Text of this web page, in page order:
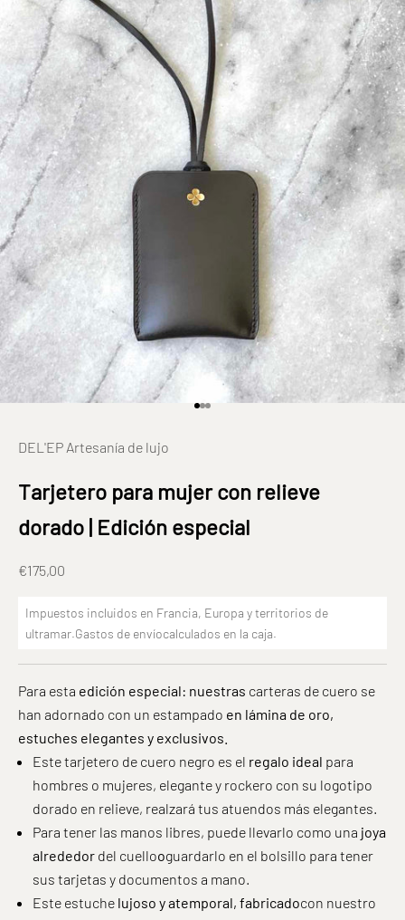
Ir al elemento 1
Ir al elemento 2
Ir al elemento 3
DEL'EP Artesanía de lujo
Tarjetero para mujer con relieve
dorado | Edición especial
Prix de vente
€175,00
Impuestos incluidos en Francia, Europa y territorios de
ultramar.Gastos de envíocalculados en la caja.
Para esta edición especial: nuestras carteras de cuero se
han adornado con un estampado en lámina de oro,
estuches elegantes y exclusivos.
Este tarjetero de cuero negro es el regalo ideal para
hombres o mujeres, elegante y rockero con su logotipo
dorado en relieve, realzará tus atuendos más elegantes.
Para tener las manos libres, puede llevarlo como una joya
alrededor del cuellooguardarlo en el bolsillo para tener
sus tarjetas y documentos a mano.
Este estuche lujoso y atemporal, fabricadocon nuestro